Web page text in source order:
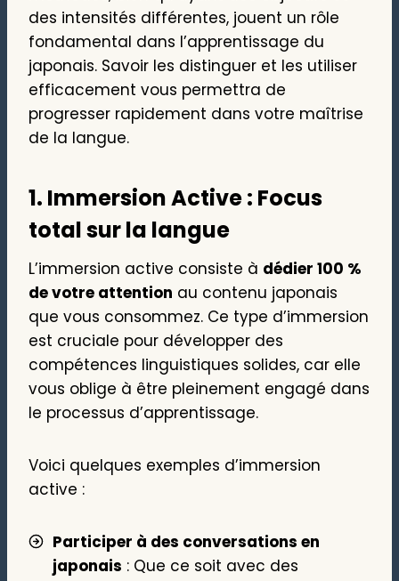
des intensités différentes, jouent un rôle
fondamental dans l’apprentissage du
japonais. Savoir les distinguer et les utiliser
efficacement vous permettra de
progresser rapidement dans votre maîtrise
de la langue.
1. Immersion Active : Focus
total sur la langue
L’immersion active consiste à dédier 100 %
de votre attention au contenu japonais
que vous consommez. Ce type d’immersion
est cruciale pour développer des
compétences linguistiques solides, car elle
vous oblige à être pleinement engagé dans
le processus d’apprentissage.
Voici quelques exemples d’immersion
active :
Participer à des conversations en
japonais : Que ce soit avec des